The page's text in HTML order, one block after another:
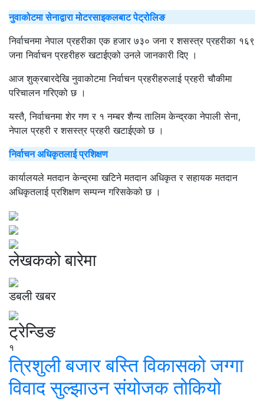
नुवाकोटमा सेनाद्वारा मोटरसाइकलबाट पेट्रोलिङ
निर्वाचनमा नेपाल प्रहरीका एक हजार ७३० जना र शसस्त्र प्रहरीका १६९
जना निर्वाचन प्रहरीहरु खटाईएको उनले जानकारी दिए ।
आज शुक्रबारदेखि नुवाकोटमा निर्वाचन प्रहरीहरुलाई प्रहरी चौकीमा
परिचालन गरिएको छ ।
यस्तै, निर्वाचनमा शेर गण र १ नम्बर शैन्य तालिम केन्द्रका नेपाली सेना,
नेपाल प्रहरी र शसस्त्र प्रहरी खटाईएको छ ।
निर्वाचन अधिकृतलाई प्रशिक्षण
कार्यालयले मतदान केन्द्रमा खटिने मतदान अधिकृत र सहायक मतदान
अधिकृतलाई प्रशिक्षण सम्पन्न गरिसकेको छ ।
लेखकको बारेमा
डबली खबर
ट्रेन्डिङ
१
त्रिशुली बजार बस्ति विकासको जग्गा
विवाद सुल्झाउन संयोजक तोकियो